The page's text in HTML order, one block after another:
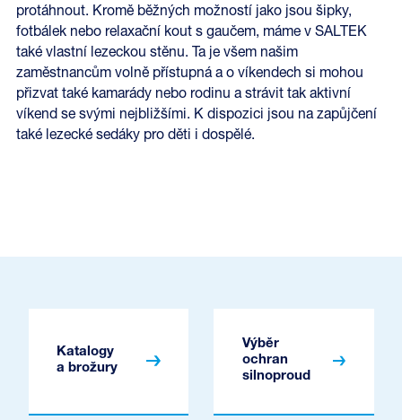
protáhnout. Kromě běžných možností jako jsou šipky,
fotbálek nebo relaxační kout s gaučem, máme v SALTEK
také vlastní lezeckou stěnu. Ta je všem našim
zaměstnancům volně přístupná a o víkendech si mohou
přizvat také kamarády nebo rodinu a strávit tak aktivní
víkend se svými nejbližšími. K dispozici jsou na zapůjčení
také lezecké sedáky pro děti i dospělé.
Katalogy
a brožury
Výběr
ochran
silnoproud